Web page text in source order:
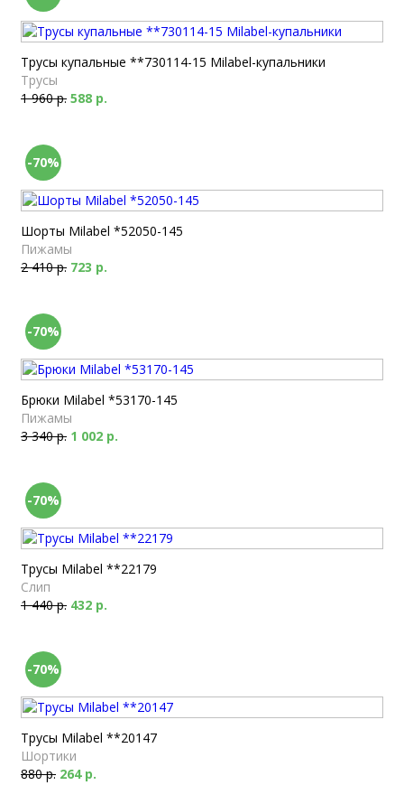
Трусы купальные **730114-15 Milabel-купальники
Трусы
1 960 р. 588 р.
-70%
Шорты Milabel *52050-145
Пижамы
2 410 р. 723 р.
-70%
Брюки Milabel *53170-145
Пижамы
3 340 р. 1 002 р.
-70%
Трусы Milabel **22179
Слип
1 440 р. 432 р.
-70%
Трусы Milabel **20147
Шортики
880 р. 264 р.